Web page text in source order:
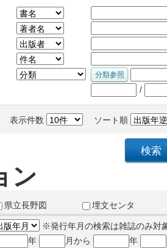
/
表示件数 ソート順
ン
県立長野図
埋文センタ
※発行年月の検索は雑誌のみ対
年
月から 年